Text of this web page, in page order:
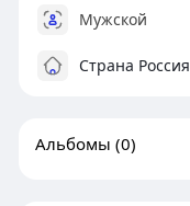
Мужской
Страна Россия
Альбомы (0)